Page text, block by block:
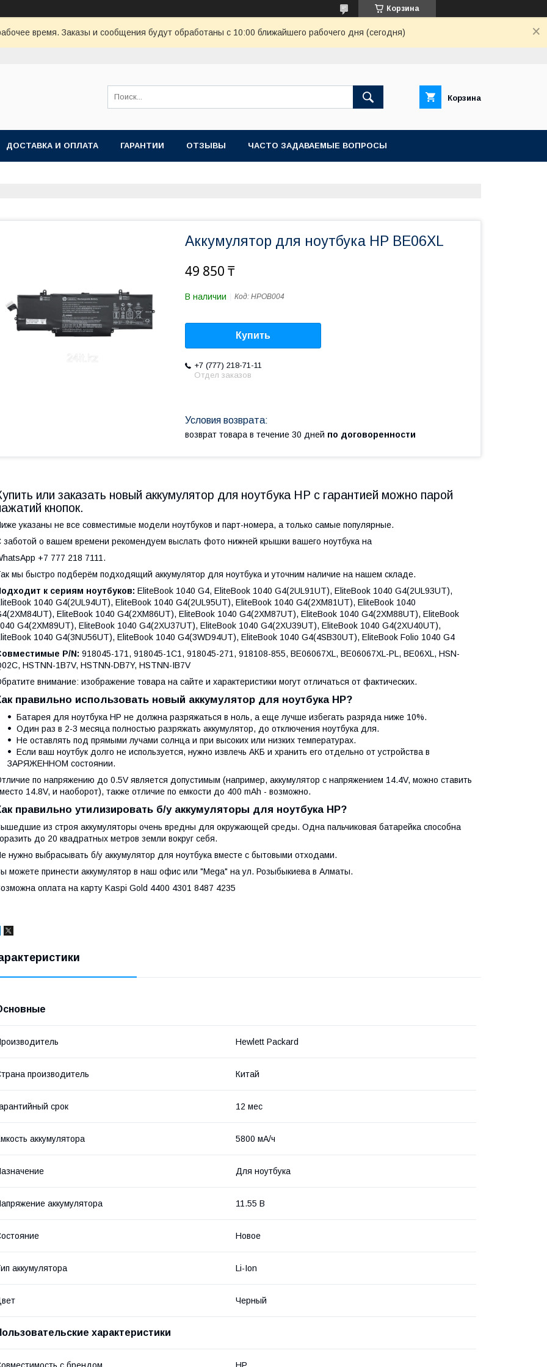
Корзина
время. Заказы и сообщения будут обработаны с 10:00 ближайшего рабочего дня (сегодня)
Корзина
ДОСТАВКА И ОПЛАТА ГАРАНТИИ ОТЗЫВЫ ЧАСТО ЗАДАВАЕМЫЕ ВОПРОСЫ
Аккумулятор для ноутбука HP BE06XL
49 850 ₸
В наличии Код: HPOB004
Купить
+7 (777) 218-71-11
Отдел заказов
возврат товара в течение 30 дней по договоренности
или заказать новый аккумулятор для ноутбука HP с гарантией можно парой
кнопок.
указаны не все совместимые модели ноутбуков и парт-номера, а только самые популярные.
заботой о вашем времени рекомендуем выслать фото нижней крышки вашего ноутбука на
+7 777 218 7111.
мы быстро подберём подходящий аккумулятор для ноутбука и уточним наличие на нашем складе.
к сериям ноутбуков: EliteBook 1040 G4, EliteBook 1040 G4(2UL91UT), EliteBook 1040 G4(2UL93UT),
1040 G4(2UL94UT), EliteBook 1040 G4(2UL95UT), EliteBook 1040 G4(2XM81UT), EliteBook 1040
EliteBook 1040 G4(2XM86UT), EliteBook 1040 G4(2XM87UT), EliteBook 1040 G4(2XM88UT), EliteBook
G4(2XM89UT), EliteBook 1040 G4(2XU37UT), EliteBook 1040 G4(2XU39UT), EliteBook 1040 G4(2XU40UT),
1040 G4(3NU56UT), EliteBook 1040 G4(3WD94UT), EliteBook 1040 G4(4SB30UT), EliteBook Folio 1040 G4
P/N: 918045-171, 918045-1C1, 918045-271, 918108-855, BE06067XL, BE06067XL-PL, BE06XL, HSN-
HSTNN-1B7V, HSTNN-DB7Y, HSTNN-IB7V
внимание: изображение товара на сайте и характеристики могут отличаться от фактических.
правильно использовать новый аккумулятор для ноутбука HP?
Батарея для ноутбука HP не должна разряжаться в ноль, а еще лучше избегать разряда ниже 10%.
Один раз в 2-3 месяца полностью разряжать аккумулятор, до отключения ноутбука для.
Не оставлять под прямыми лучами солнца и при высоких или низких температурах.
Если ваш ноутбук долго не используется, нужно извлечь АКБ и хранить его отдельно от устройства в
ЗАРЯЖЕННОМ состоянии.
по напряжению до 0.5V является допустимым (например, аккумулятор с напряжением 14.4V, можно ставить
14.8V, и наоборот), также отличие по емкости до 400 mAh - возможно.
правильно утилизировать б/у аккумуляторы для ноутбука HP?
из строя аккумуляторы очень вредны для окружающей среды. Одна пальчиковая батарейка способна
до 20 квадратных метров земли вокруг себя.
нужно выбрасывать б/у аккумулятор для ноутбука вместе с бытовыми отходами.
можете принести аккумулятор в наш офис или "Mega" на ул. Розыбыкиева в Алматы.
оплата на карту Kaspi Gold 4400 4301 8487 4235
Hewlett Packard
производитель Китай
срок 12 мес
аккумулятора 5800 мА/ч
Для ноутбука
аккумулятора 11.55 В
Новое
аккумулятора Li-Ion
Черный
характеристики
с брендом HP